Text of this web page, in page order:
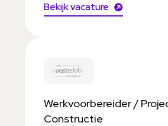
Bekijk vacature
Werkvoorbereider /
Constructie